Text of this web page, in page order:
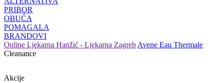
PRIBOR
OBUĆA
POMAGALA
BRANDOVI
Online Ljekarna Hanžić - Ljekarna Zagreb Avene Eau Thermale
Cleanance
Akcije